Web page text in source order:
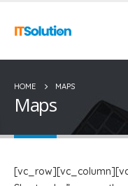
HOME MAPS
Maps